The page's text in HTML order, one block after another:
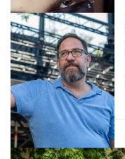
Content Lab HUB
Forbes-sztori